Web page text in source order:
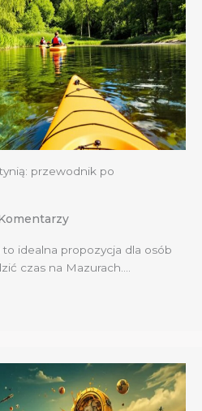
przewodnik po
to idealna propozycja dla osób
czas na Mazurach….